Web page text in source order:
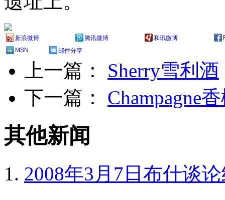
新浪微博 腾讯微博 和讯微博
MSN
邮件分享
上一篇： Sherry雪利酒
下一篇： Champagne
其他新闻
2008年3月7日布什谈